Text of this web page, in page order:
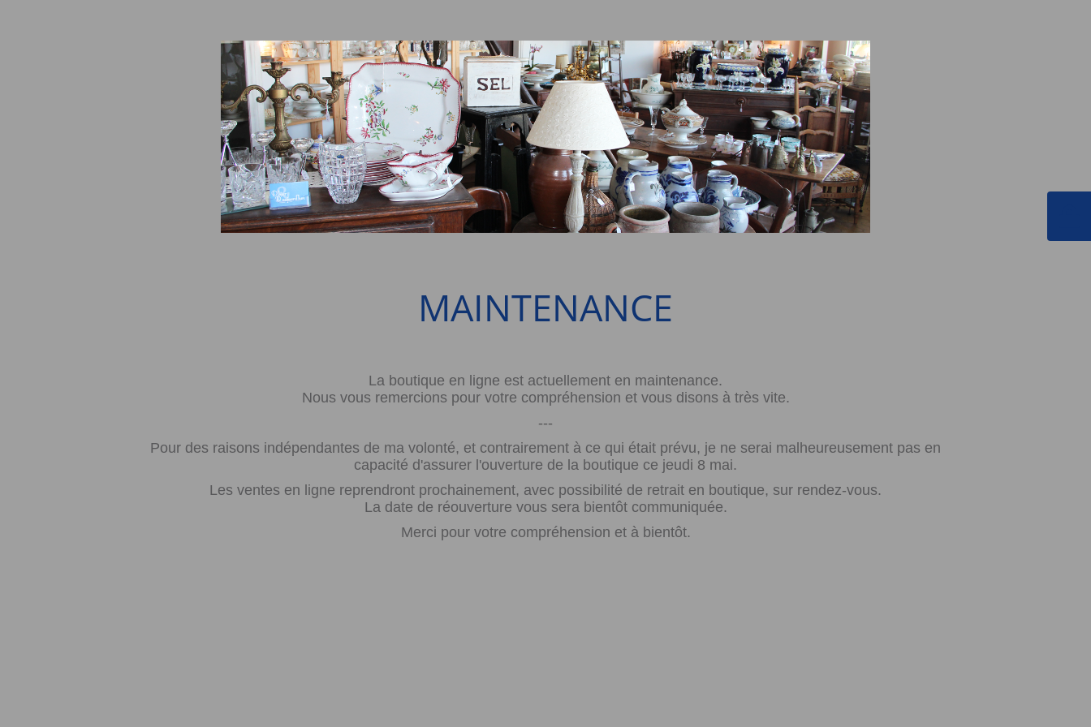
MAINTENANCE
La boutique en ligne est actuellement en maintenance.
Nous vous remercions pour votre compréhension et vous disons à très vite.
---
Pour des raisons indépendantes de ma volonté, et contrairement à ce qui était prévu, je ne serai malheureusement pas en
capacité d'assurer l'ouverture de la boutique ce jeudi 8 mai.
Les ventes en ligne reprendront prochainement, avec possibilité de retrait en boutique, sur rendez-vous.
La date de réouverture vous sera bientôt communiquée.
Merci pour votre compréhension et à bientôt.